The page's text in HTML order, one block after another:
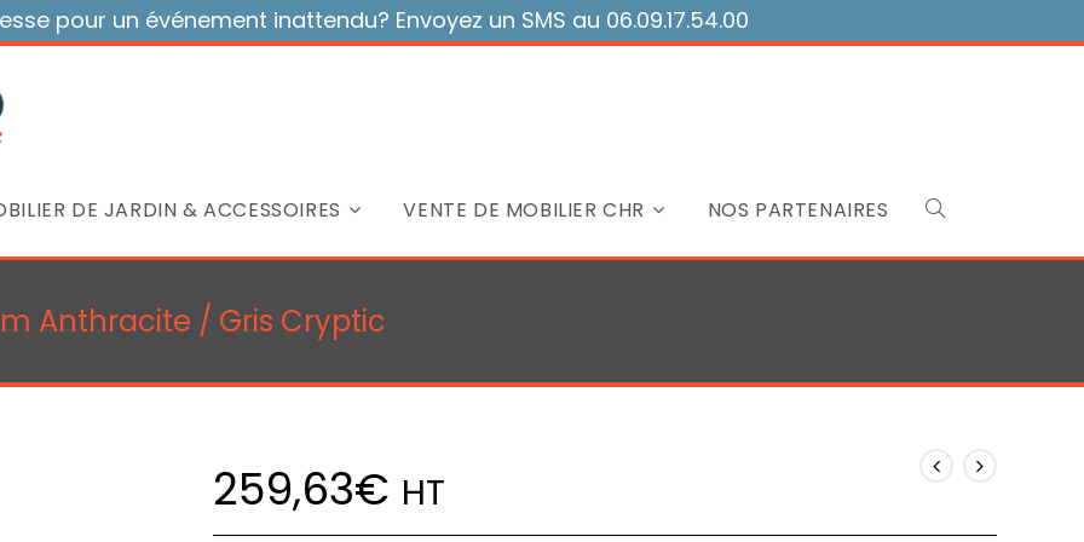
pour un événement inattendu? Envoyez un SMS au 06.09.17.54.00
DE JARDIN & ACCESSOIRES VENTE DE MOBILIER CHR NOS PARTENAIRES Toggle
search
Anthracite / Gris Cryptic
259,63€ HT